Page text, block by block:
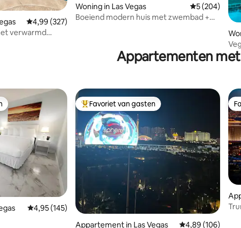
Gemiddelde beoordeling van 4,99 op 5, 327 recensies
4,99 (327)
verwarmd
Woning in Las Vegas Gemiddelde
5 (204)
Boeiend modern huis met zwembad +
Appartementen
Gemiddelde beoordeling van 4,95 op 5, 145 recensies
4,95 (145)
Topfavoriet van gasten
Favoriet van gasten
Appartement in Las Vegas Gemiddelde
4,89 (106)